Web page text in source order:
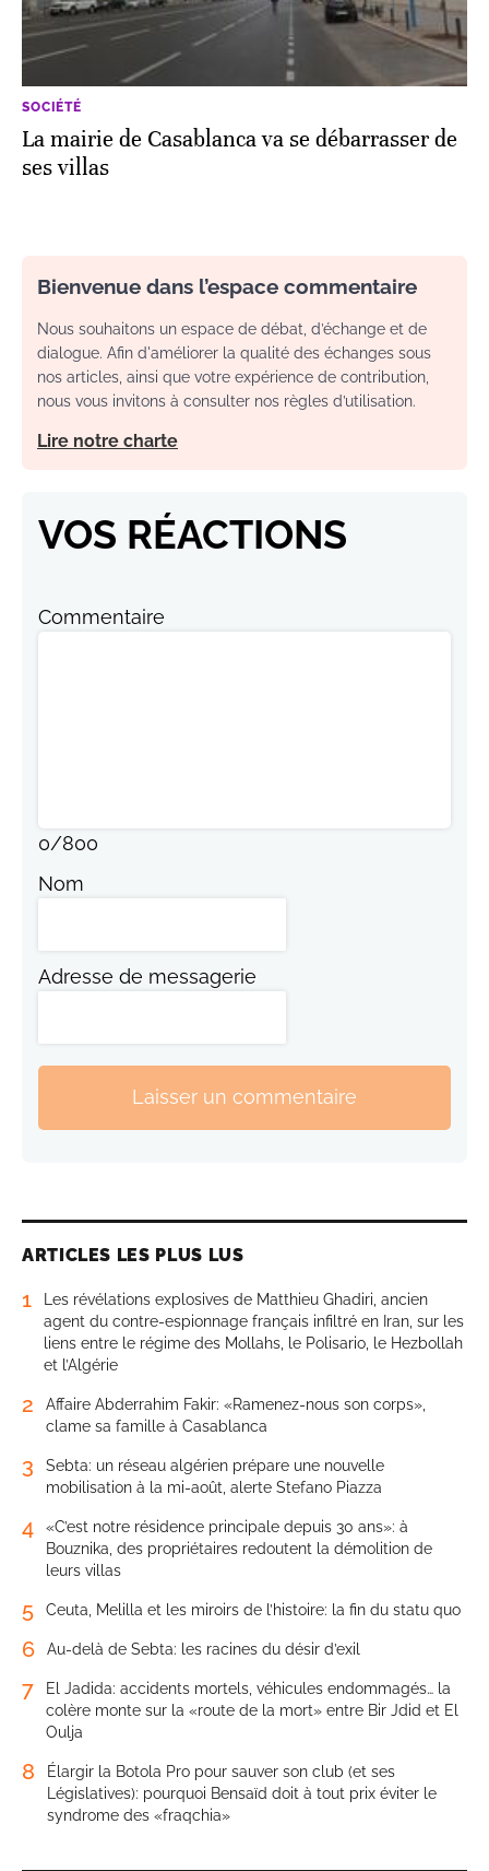
SOCIÉTÉ
La mairie de Casablanca va se débarrasser de
ses villas
Bienvenue dans l’espace commentaire
Nous souhaitons un espace de débat, d’échange et de
dialogue. Afin d'améliorer la qualité des échanges sous
nos articles, ainsi que votre expérience de contribution,
nous vous invitons à consulter nos règles d’utilisation.
Lire notre charte
VOS RÉACTIONS
Commentaire
0/800
Nom
Adresse de messagerie
Laisser un commentaire
ARTICLES LES PLUS LUS
1
Les révélations explosives de Matthieu Ghadiri, ancien
agent du contre-espionnage français infiltré en Iran, sur les
liens entre le régime des Mollahs, le Polisario, le Hezbollah
et l’Algérie
2
Affaire Abderrahim Fakir: «Ramenez-nous son corps»,
clame sa famille à Casablanca
3
Sebta: un réseau algérien prépare une nouvelle
mobilisation à la mi-août, alerte Stefano Piazza
4
«C’est notre résidence principale depuis 30 ans»: à
Bouznika, des propriétaires redoutent la démolition de
leurs villas
5 Ceuta, Melilla et les miroirs de l’histoire: la fin du statu quo
6 Au-delà de Sebta: les racines du désir d’exil
7
El Jadida: accidents mortels, véhicules endommagés… la
colère monte sur la «route de la mort» entre Bir Jdid et El
Oulja
8
Élargir la Botola Pro pour sauver son club (et ses
Législatives): pourquoi Bensaïd doit à tout prix éviter le
syndrome des «fraqchia»